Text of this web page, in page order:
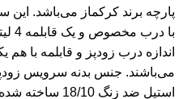
با
اندازه درب زودپز و قابلمه با